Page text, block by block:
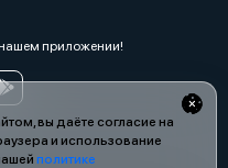
вы даёте согласие на
и использование
политике
нашем приложении!